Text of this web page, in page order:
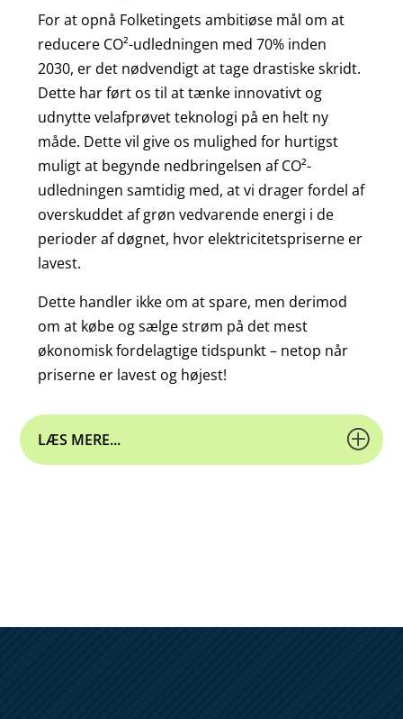
For at opnå Folketingets ambitiøse mål om at
reducere CO²-udledningen med 70% inden
2030, er det nødvendigt at tage drastiske skridt.
Dette har ført os til at tænke innovativt og
udnytte velafprøvet teknologi på en helt ny
måde. Dette vil give os mulighed for hurtigst
muligt at begynde nedbringelsen af CO²-
udledningen samtidig med, at vi drager fordel af
overskuddet af grøn vedvarende energi i de
perioder af døgnet, hvor elektricitetspriserne er
lavest.
Dette handler ikke om at spare, men derimod
om at købe og sælge strøm på det mest
økonomisk fordelagtige tidspunkt – netop når
priserne er lavest og højest!
LÆS MERE...